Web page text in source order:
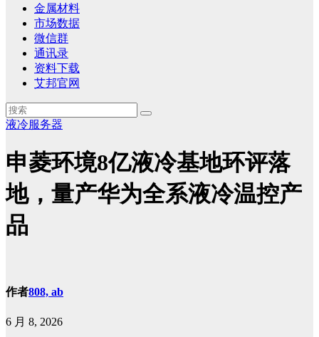
金属材料
市场数据
微信群
通讯录
资料下载
艾邦官网
液冷服务器
申菱环境8亿液冷基地环评落
地，量产华为全系液冷温控产
品
作者808, ab
6 月 8, 2026